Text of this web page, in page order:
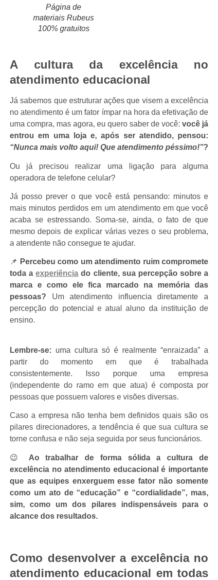
Página de
materiais Rubeus
100% gratuitos
A cultura da excelência no
atendimento educacional
Já sabemos que estruturar ações que visem a excelência
no atendimento é um fator ímpar na hora da efetivação de
uma compra, mas agora, eu quero saber de você: você já
entrou em uma loja e, após ser atendido, pensou:
“Nunca mais volto aqui! Que atendimento péssimo!”?
Ou já precisou realizar uma ligação para alguma
operadora de telefone celular?
Já posso prever o que você está pensando: minutos e
mais minutos perdidos em um atendimento em que você
acaba se estressando. Soma-se, ainda, o fato de que
mesmo depois de explicar várias vezes o seu problema,
a atendente não consegue te ajudar.
📌 Percebeu como um atendimento ruim compromete
toda aexperiência do cliente, sua percepção sobre a
marca e como ele fica marcado na memória das
pessoas? Um atendimento influencia diretamente a
percepção do potencial e atual aluno da instituição de
ensino.
Lembre-se: uma cultura só é realmente “enraizada” a
partir do momento em que é trabalhada
consistentemente. Isso porque uma empresa
(independente do ramo em que atua) é composta por
pessoas que possuem valores e visões diversas.
Caso a empresa não tenha bem definidos quais são os
pilares direcionadores, a tendência é que sua cultura se
torne confusa e não seja seguida por seus funcionários.
😉 Ao trabalhar de forma sólida a cultura de
excelência no atendimento educacional é importante
que as equipes enxerguem esse fator não somente
como um ato de “educação” e “cordialidade”, mas,
sim, como um dos pilares indispensáveis para o
alcance dos resultados.
Como desenvolver a excelência no
atendimento educacional em todas